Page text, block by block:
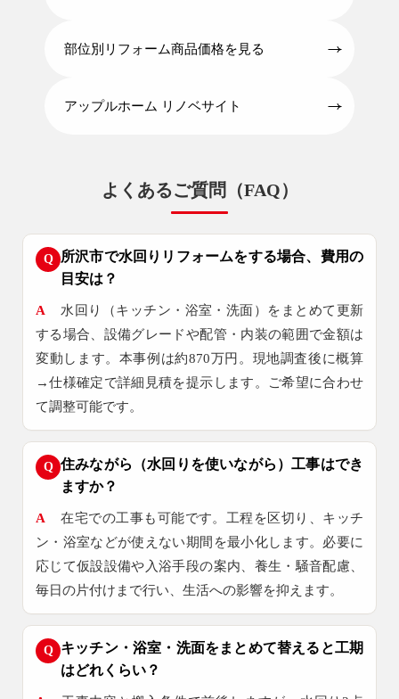
部位別リフォーム商品価格を見る
アップルホーム リノベサイト
よくあるご質問（FAQ）
Q
所沢市で水回りリフォームをする場合、費用の
目安は？
A
水回り（キッチン・浴室・洗面）をまとめて更新
する場合、設備グレードや配管・内装の範囲で金額は
変動します。本事例は約870万円。現地調査後に概算
→仕様確定で詳細見積を提示します。ご希望に合わせ
て調整可能です。
Q 住みながら（水回りを使いながら）工事はでき
ますか？
A
在宅での工事も可能です。工程を区切り、キッチ
ン・浴室などが使えない期間を最小化します。必要に
応じて仮設設備や入浴手段の案内、養生・騒音配慮、
毎日の片付けまで行い、生活への影響を抑えます。
Q
キッチン・浴室・洗面をまとめて替えると工期
はどれくらい？